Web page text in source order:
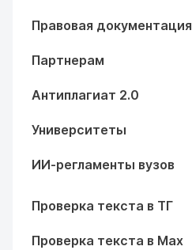
Правовая документация
Партнерам
Антиплагиат 2.0
Университеты
ИИ-регламенты вузов
Проверка текста в ТГ
Проверка текста в Max